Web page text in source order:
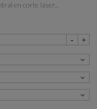
en corte láser...